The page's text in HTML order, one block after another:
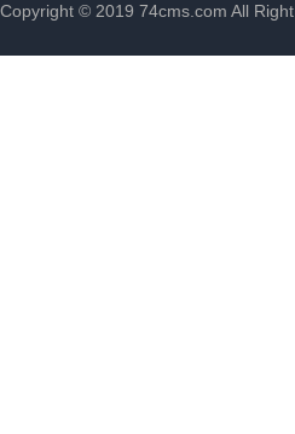
Copyright © 2019 74cms.com All